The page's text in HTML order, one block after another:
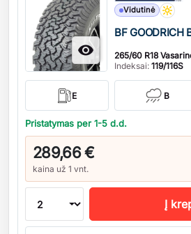

Vidutinė
265/60 R18
Indeksai: 119/116S
E B
Pristatymas per 1-5 d.d.
289,66 €
kaina už 1 vnt.
Į